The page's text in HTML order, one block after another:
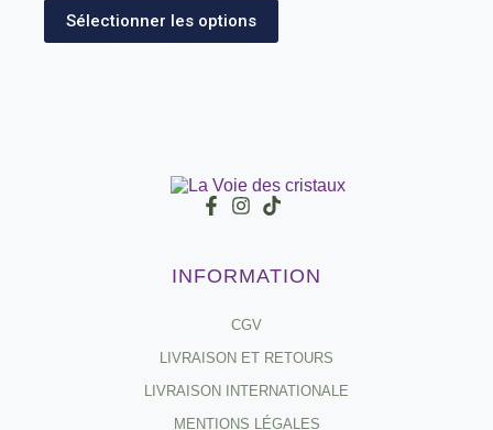
Sélectionner les options
INFORMATION
CGV
LIVRAISON ET RETOURS
LIVRAISON INTERNATIONALE
MENTIONS LÉGALES